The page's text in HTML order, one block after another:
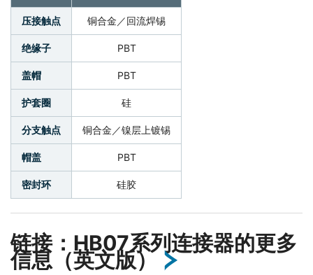
压接触点 铜合金／回流焊锡
绝缘子 PBT
盖帽 PBT
护套圈 硅
分支触点 铜合金／镍层上镀锡
帽盖 PBT
密封环 硅胶
链接：HB07系列连接器的更多
信息（英文版）